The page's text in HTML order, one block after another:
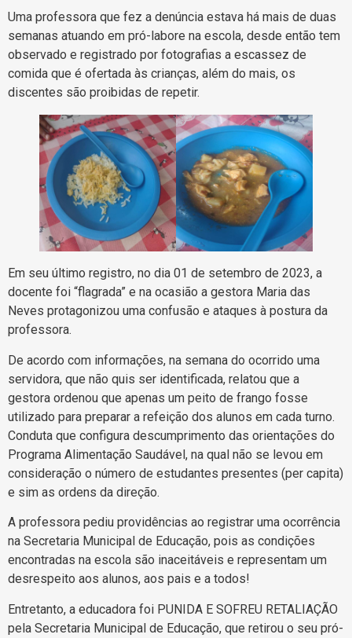
Uma professora que fez a denúncia estava há mais de duas
semanas atuando em pró-labore na escola, desde então tem
observado e registrado por fotografias a escassez de
comida que é ofertada às crianças, além do mais, os
discentes são proibidas de repetir.
Em seu último registro, no dia 01 de setembro de 2023, a
docente foi “flagrada” e na ocasião a gestora Maria das
Neves protagonizou uma confusão e ataques à postura da
professora.
De acordo com informações, na semana do ocorrido uma
servidora, que não quis ser identificada, relatou que a
gestora ordenou que apenas um peito de frango fosse
utilizado para preparar a refeição dos alunos em cada turno.
Conduta que configura descumprimento das orientações do
Programa Alimentação Saudável, na qual não se levou em
consideração o número de estudantes presentes (per capita)
e sim as ordens da direção.
A professora pediu providências ao registrar uma ocorrência
na Secretaria Municipal de Educação, pois as condições
encontradas na escola são inaceitáveis e representam um
desrespeito aos alunos, aos pais e a todos!
Entretanto, a educadora foi PUNIDA E SOFREU RETALIAÇÃO
pela Secretaria Municipal de Educação, que retirou o seu pró-